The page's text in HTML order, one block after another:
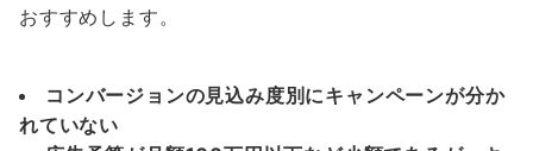
おすすめします。
コンバージョンの見込み度別にキャンペーンが分か
れていない